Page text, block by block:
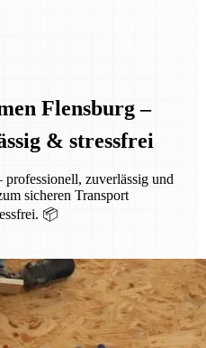
Flensburg –
& stressfrei
zuverlässig und
sicheren Transport
📦